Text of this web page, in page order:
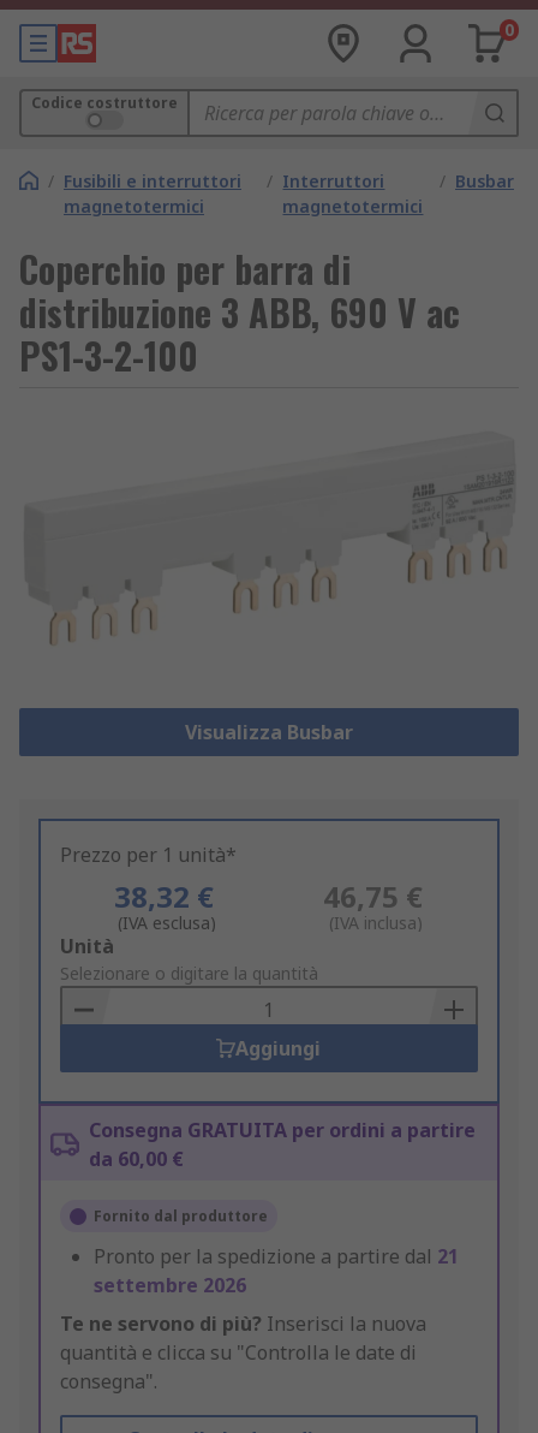
0
Codice costruttore
/ Fusibili e interruttori
magnetotermici
/ Interruttori
magnetotermici
/ Busbar
Coperchio per barra di
distribuzione 3 ABB, 690 V ac
PS1-3-2-100
Visualizza Busbar
Prezzo per 1 unità*
38,32 €
(IVA esclusa)
46,75 €
(IVA inclusa)
Add
to
Basket
Unità
Selezionare o digitare la quantità
Aggiungi
Consegna GRATUITA per ordini a partire
da 60,00 €
Fornito dal produttore
Pronto per la spedizione a partire dal 21
settembre 2026
Te ne servono di più? Inserisci la nuova
quantità e clicca su "Controlla le date di
consegna".